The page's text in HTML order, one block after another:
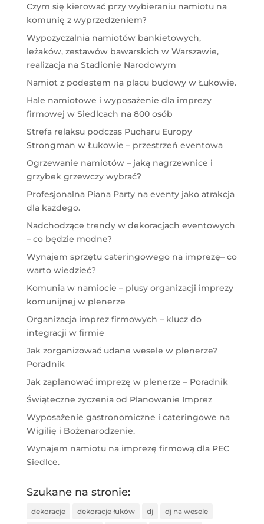
Czym się kierować przy wybieraniu namiotu na
komunię z wyprzedzeniem?
Wypożyczalnia namiotów bankietowych,
leżaków, zestawów bawarskich w Warszawie,
realizacja na Stadionie Narodowym
Namiot z podestem na placu budowy w Łukowie.
Hale namiotowe i wyposażenie dla imprezy
firmowej w Siedlcach na 800 osób
Strefa relaksu podczas Pucharu Europy
Strongman w Łukowie – przestrzeń eventowa
Ogrzewanie namiotów – jaką nagrzewnice i
grzybek grzewczy wybrać?
Profesjonalna Piana Party na eventy jako atrakcja
dla każdego.
Nadchodzące trendy w dekoracjach eventowych
– co będzie modne?
Wynajem sprzętu cateringowego na imprezę– co
warto wiedzieć?
Komunia w namiocie – plusy organizacji imprezy
komunijnej w plenerze
Organizacja imprez firmowych – klucz do
integracji w firmie
Jak zorganizować udane wesele w plenerze?
Poradnik
Jak zaplanować imprezę w plenerze – Poradnik
Świąteczne życzenia od Planowanie Imprez
Wyposażenie gastronomiczne i cateringowe na
Wigilię i Bożenarodzenie.
Wynajem namiotu na imprezę firmową dla PEC
Siedlce.
Szukane na stronie:
dekoracje dekoracje łuków dj dj na wesele